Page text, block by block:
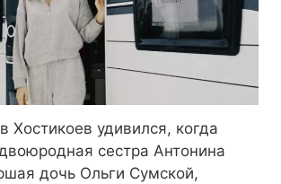
Хостикоев удивился, когда
сестра Антонина
дочь Ольги Сумской,